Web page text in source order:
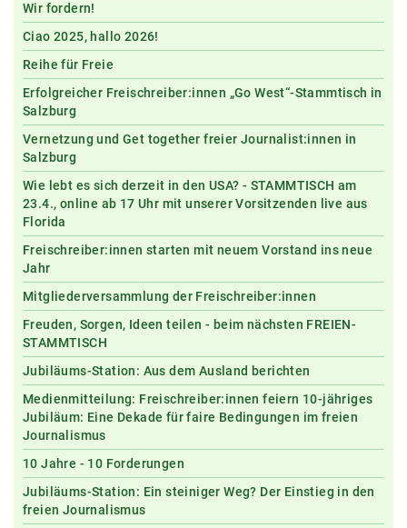
Wir fordern!
Ciao 2025, hallo 2026!
Reihe für Freie
Erfolgreicher Freischreiber:innen „Go West“-Stammtisch in
Salzburg
Vernetzung und Get together freier Journalist:innen in
Salzburg
Wie lebt es sich derzeit in den USA? - STAMMTISCH am
23.4., online ab 17 Uhr mit unserer Vorsitzenden live aus
Florida
Freischreiber:innen starten mit neuem Vorstand ins neue
Jahr
Mitgliederversammlung der Freischreiber:innen
Freuden, Sorgen, Ideen teilen - beim nächsten FREIEN-
STAMMTISCH
Jubiläums-Station: Aus dem Ausland berichten
Medienmitteilung: Freischreiber:innen feiern 10-jähriges
Jubiläum: Eine Dekade für faire Bedingungen im freien
Journalismus
10 Jahre - 10 Forderungen
Jubiläums-Station: Ein steiniger Weg? Der Einstieg in den
freien Journalismus